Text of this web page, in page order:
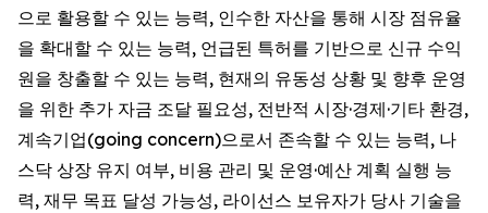
으로 활용할 수 있는 능력, 인수한 자산을 통해 시장 점유율
을 확대할 수 있는 능력, 언급된 특허를 기반으로 신규 수익
원을 창출할 수 있는 능력, 현재의 유동성 상황 및 향후 운영
을 위한 추가 자금 조달 필요성, 전반적 시장·경제·기타 환경,
계속기업(going concern)으로서 존속할 수 있는 능력, 나
스닥 상장 유지 여부, 비용 관리 및 운영·예산 계획 실행 능
력, 재무 목표 달성 가능성, 라이선스 보유자가 당사 기술을